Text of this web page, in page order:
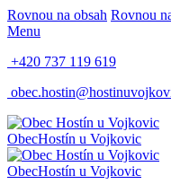
Rovnou na obsah Rovnou
Menu
+420 737 119 619
ObecHostín u Vojkovic
ObecHostín u Vojkovic